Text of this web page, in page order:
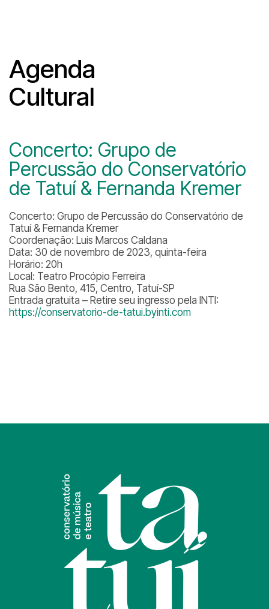
Agenda
Cultural
Concerto: Grupo de
Percussão do Conservatório
de Tatuí & Fernanda Kremer
Concerto: Grupo de Percussão do Conservatório de
Tatuí & Fernanda Kremer
Coordenação: Luis Marcos Caldana
Data: 30 de novembro de 2023, quinta-feira
Horário: 20h
Local: Teatro Procópio Ferreira
Rua São Bento, 415, Centro, Tatuí-SP
Entrada gratuita – Retire seu ingresso pela INTI:
https://conservatorio-de-tatui.byinti.com